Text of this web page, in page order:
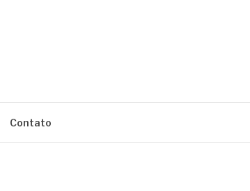
Contato